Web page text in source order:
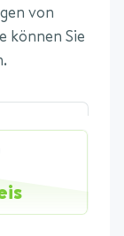
von
können Sie